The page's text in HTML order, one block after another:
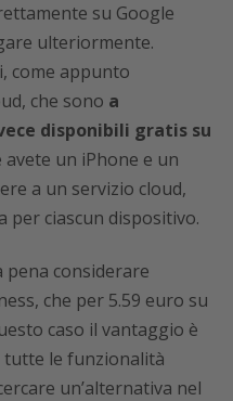
su Google
ulteriormente.
come appunto
che sono a
disponibili gratis su
un iPhone e un
a un servizio cloud,
per ciascun dispositivo.
considerare
che per 5.59 euro su
caso il vantaggio è
le funzionalità
un’alternativa nel